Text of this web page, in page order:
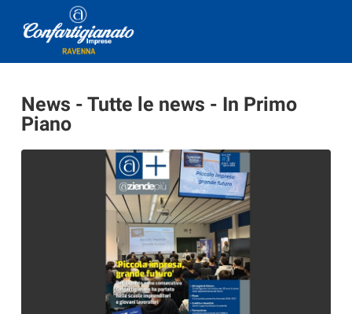
News - Tutte le news - In Primo
Piano